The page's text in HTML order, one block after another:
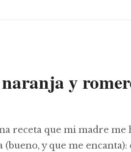
y
receta que mi madre me
(bueno, y que me